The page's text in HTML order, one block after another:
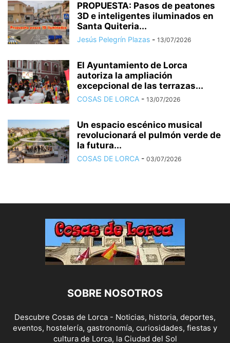
PROPUESTA: Pasos de peatones
3D e inteligentes iluminados en
Santa Quiteria...
Jesús Pelegrín Plazas - 13/07/2026
El Ayuntamiento de Lorca
autoriza la ampliación
excepcional de las terrazas...
COSAS DE LORCA - 13/07/2026
Un espacio escénico musical
revolucionará el pulmón verde de
la futura...
COSAS DE LORCA - 03/07/2026
SOBRE NOSOTROS
Descubre Cosas de Lorca - Noticias, historia, deportes,
eventos, hostelería, gastronomía, curiosidades, fiestas y
cultura de Lorca, la Ciudad del Sol